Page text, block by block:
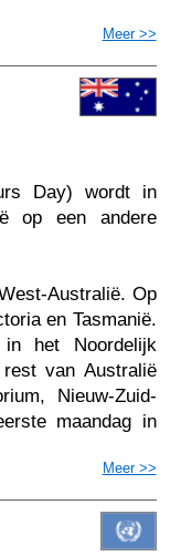
Meer >>
Day) wordt in
op een andere
Australië. Op
en Tasmanië.
het Noordelijk
van Australië
Nieuw-Zuid-
maandag in
Meer >>